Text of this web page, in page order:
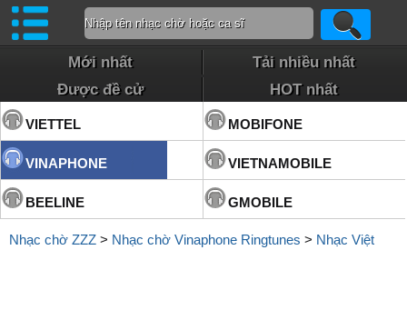
Mới nhất
Tải nhiều nhất
Được đề cử
HOT nhất
VIETTEL MOBIFONE
VINAPHONE VIETNAMOBILE
BEELINE GMOBILE
Nhạc chờ ZZZ > Nhạc chờ Vinaphone Ringtunes > Nhạc Việt